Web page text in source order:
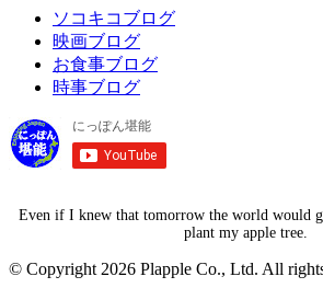
ソコキコブログ
映画ブログ
お食事ブログ
時事ブログ
Even if I knew that tomorrow the world would
plant my apple tree.
© Copyright 2026 Plapple Co., Ltd. All